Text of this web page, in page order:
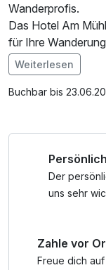
Wanderprofis.
Das Hotel Am
für Ihre
Waldpfadrunde
Hier bietet
von Wanderungen
Stausee und ist
Starten Sie den
Frühstücksbuffet
verwöhnen wir
Gang Menü oder
Im Angebot
1 Flasche
Weiterlesen
Buchbar bis
Der
uns sehr
Zahle vor
Freue dich